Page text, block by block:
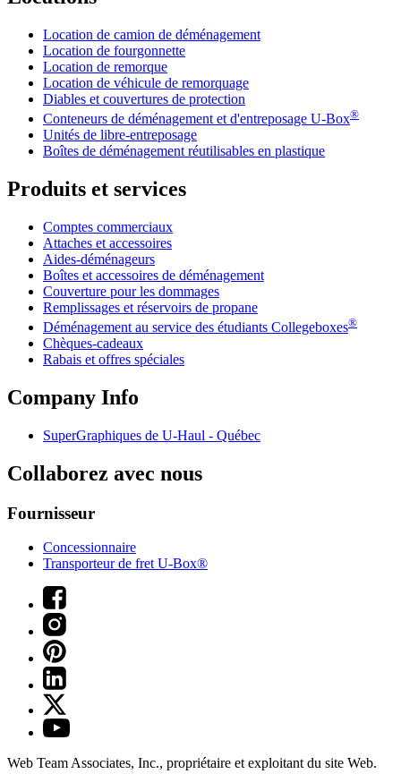
Location de camion de déménagement
Location de fourgonnette
Location de remorque
Location de véhicule de remorquage
Diables et couvertures de protection
Conteneurs de déménagement et d'entreposage U-Box®
Unités de libre-entreposage
Boîtes de déménagement réutilisables en plastique
Produits et services
Comptes commerciaux
Attaches et accessoires
Aides-déménageurs
Boîtes et accessoires de déménagement
Couverture pour les dommages
Remplissages et réservoirs de propane
Déménagement au service des étudiants Collegeboxes®
Chèques-cadeaux
Rabais et offres spéciales
Company Info
SuperGraphiques de U-Haul - Québec
Collaborez avec nous
Fournisseur
Concessionnaire
Transporteur de fret U-Box®
Web Team Associates, Inc., propriétaire et exploitant du site Web.